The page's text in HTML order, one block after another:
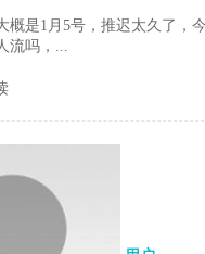
概是1月5号，推迟太久了，
流吗，...